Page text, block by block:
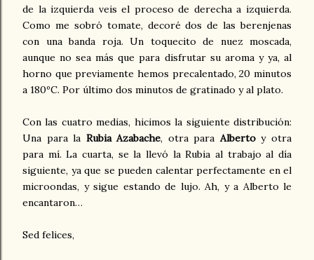
de la izquierda veis el proceso de derecha a izquierda.
Como me sobró tomate, decoré dos de las berenjenas
con una banda roja. Un toquecito de nuez moscada,
aunque no sea más que para disfrutar su aroma y ya, al
horno que previamente hemos precalentado, 20 minutos
a 180ºC. Por último dos minutos de gratinado y al plato.
Con las cuatro medias, hicimos la siguiente distribución:
Una para la Rubia Azabache, otra para Albertoy otra
para mí. La cuarta, se la llevó la Rubia al trabajo al día
siguiente, ya que se pueden calentar perfectamente en el
microondas, y sigue estando de lujo. Ah, y a Alberto le
encantaron…
Sed felices,